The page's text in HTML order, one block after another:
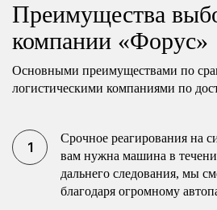
Преимущества
компании «Форус»
Основными преимуществами по
логистическими компаниями по
Срочное реагирования на
вам нужна машина в
дальнего следования, мы
благодаря огромному